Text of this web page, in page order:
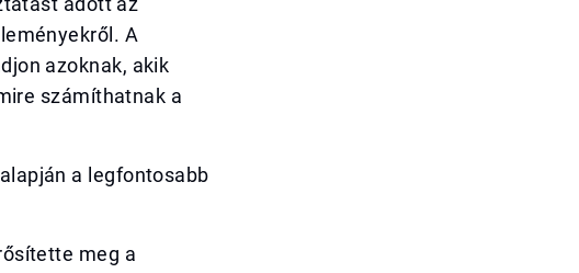
A
azoknak, akik
számíthatnak a
a legfontosabb
meg a